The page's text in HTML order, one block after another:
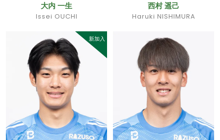
大内 一生
Issei OUCHI
西村 遥己
Haruki NISHIMURA
新加入